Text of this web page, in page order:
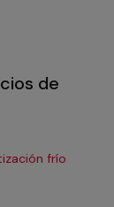
de
frío